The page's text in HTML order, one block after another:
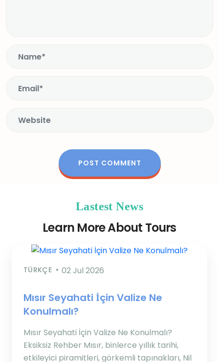
Lastest News
Learn More About Tours
TÜRKÇE 02 Jul 2026
Mısır Seyahati İçin Valize Ne
Konulmalı?
Mısır Seyahati İçin Valize Ne Konulmalı?
Eksiksiz Rehber Mısır, binlerce yıllık tarihi,
etkileyici piramitleri, görkemli tapınakları, Nil